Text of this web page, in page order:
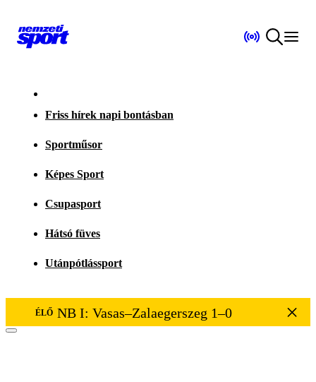
Friss hírek napi bontásban
Sportműsor
Képes Sport
Csupasport
Hátsó füves
Utánpótlássport
ÉLŐ NB I: Vasas–Zalaegerszeg 1–0